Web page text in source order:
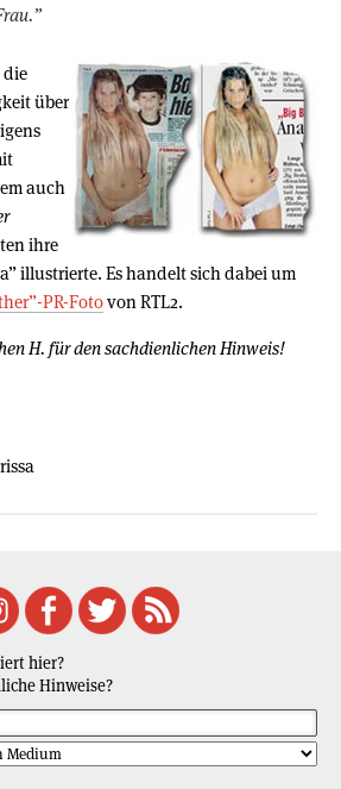
die
über
auch
ihre
illustrierte. Es handelt sich dabei um
PR-Fotovon RTL2.
H. für den sachdienlichen Hinweis!
hier?
Hinweise?